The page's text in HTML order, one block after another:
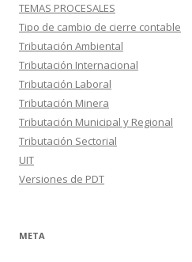
TEMAS PROCESALES
Tipo de cambio de cierre contable
Tributación Ambiental
Tributación Internacional
Tributación Laboral
Tributación Minera
Tributación Municipal y Regional
Tributación Sectorial
UIT
Versiones de PDT
META